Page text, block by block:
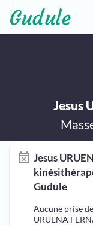
Jesus
Jesus
Gudule
Aucune prise
URUENA